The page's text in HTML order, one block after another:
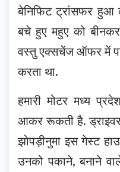
बेनिफिट ट्रांसफर
बचे हुए महुए को
वस्तु एक्सचेंज ऑफर में
करता था.
हमारी मोटर मध्य
आकर रूकती है.
झोपड़ीनुमा इस गेस्ट
उनको पकाने, बनाने